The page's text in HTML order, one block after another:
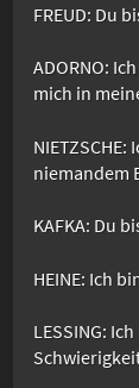
FREUD: Du
ADORNO:
mich in
niemandem
KAFKA: Du
HEINE: Ich
LESSING: